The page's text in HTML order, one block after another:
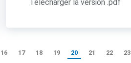
Télécharger la version .pdf
16 17 18 19 20 21 22 23